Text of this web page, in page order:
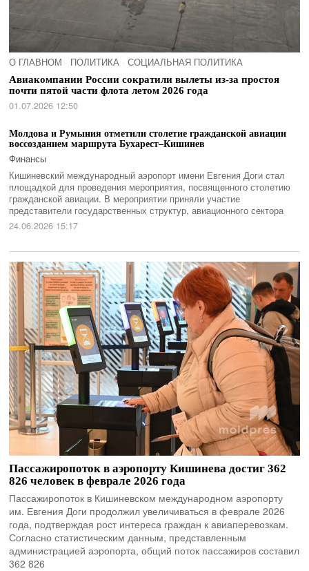
О ГЛАВНОМ · ПОЛИТИКА · СОЦИАЛЬНАЯ ПОЛИТИКА
Авиакомпании России сократили вылеты из-за простоя
почти пятой части флота летом 2026 года
01.07.2026 12:50
Молдова и Румыния отметили столетие гражданской авиации
воссозданием маршрута Бухарест–Кишинев
Финансы
Кишиневский международный аэропорт имени Евгения Доги стал
площадкой для проведения мероприятия, посвященного столетию
гражданской авиации. В мероприятии приняли участие
представители государственных структур, авиационного сектора
24.06.2026 15:17
Пассажиропоток в аэропорту Кишинева достиг 362
826 человек в феврале 2026 года
Пассажиропоток в Кишиневском международном аэропорту
им. Евгения Доги продолжил увеличиваться в феврале 2026
года, подтверждая рост интереса граждан к авиаперевозкам.
Согласно статистическим данным, представленным
администрацией аэропорта, общий поток пассажиров составил
362 826